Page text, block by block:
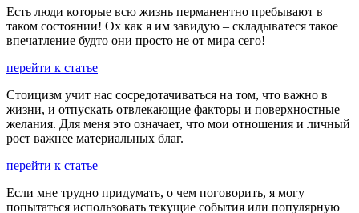
Есть люди которые всю жизнь перманентно пребывают в
таком состоянии! Ох как я им завидую – складыватеся такое
впечатление будто они просто не от мира сего!
перейти к статье
Стоицизм учит нас сосредотачиваться на том, что важно в
жизни, и отпускать отвлекающие факторы и поверхностные
желания. Для меня это означает, что мои отношения и личный
рост важнее материальных благ.
перейти к статье
Если мне трудно придумать, о чем поговорить, я могу
попытаться использовать текущие события или популярную